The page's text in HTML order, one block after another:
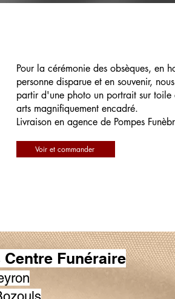
Pour la cérémonie des obsèques, en
personne disparue et en souvenir,
partir d'une photo un portrait sur toile
arts magnifiquement encadré.
Livraison en agence de Pompes
Voir et commander
Funéraire